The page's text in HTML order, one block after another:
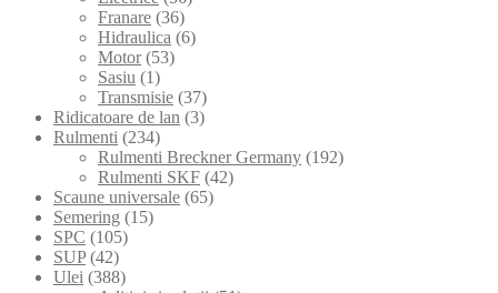
Franare (36)
Hidraulica (6)
Motor (53)
Sasiu (1)
Transmisie (37)
Ridicatoare de lan (3)
Rulmenti (234)
Rulmenti Breckner Germany (192)
Rulmenti SKF (42)
Scaune universale (65)
Semering (15)
SPC (105)
SUP (42)
Ulei (388)